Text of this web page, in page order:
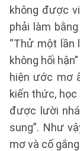
không được
phải làm
“Thử một lần
không hối
hiện ước mơ
kiến thức,
được lười
sung”. Như
mơ và cố